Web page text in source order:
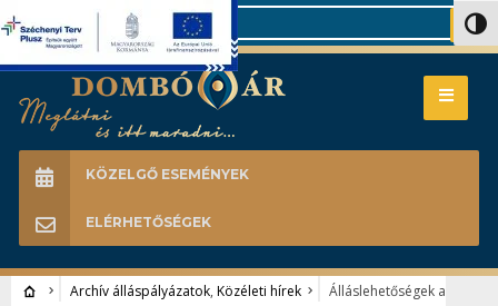
Search
KÖZELGŐ ESEMÉNYEK
ELÉRHETŐSÉGEK
Archív álláspályázatok, Közéleti hírek
Álláslehetőségek a